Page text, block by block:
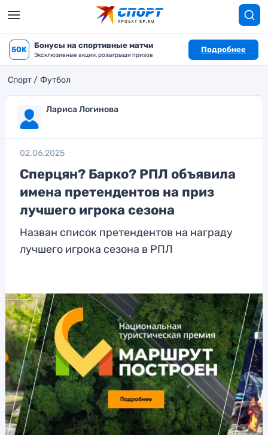
50K Бонусы на спортивные матчи
Эксклюзивные акции, розыгрыши призов
Подробнее
Спорт Футбол
Лариса Логинова
02.06.2025
Сперцян? Барко? РПЛ объявила
имена претендентов на приз
лучшего игрока сезона
Назван список претендентов на награду
лучшего игрока сезона в РПЛ